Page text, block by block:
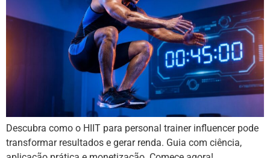
Descubra como o HIIT para personal trainer influencer pode
transformar resultados e gerar renda. Guia com ciência,